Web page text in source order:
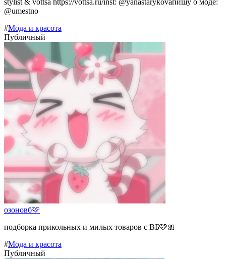
stylist & vottsa https://vottsa.ru/inst: @yanastarykovaпишу о моде:
@umestno
#Мода и красота
Публичный
озоновб🩷
подборка прикольных и милых товаров с ВБ🩷🎀
#Мода и красота
Публичный